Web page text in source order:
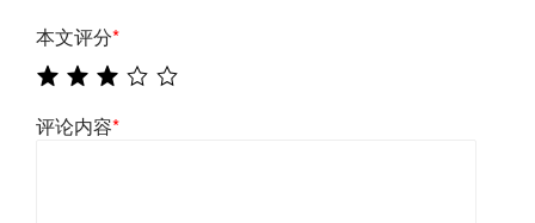
本文评分*
评论内容*